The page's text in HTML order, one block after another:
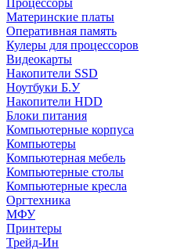
Процессоры
Материнские платы
Оперативная память
Кулеры для процессоров
Видеокарты
Накопители SSD
Ноутбуки Б.У
Накопители HDD
Блоки питания
Компьютерные корпуса
Компьютеры
Компьютерная мебель
Компьютерные столы
Компьютерные кресла
Оргтехника
МФУ
Принтеры
Трейд-Ин